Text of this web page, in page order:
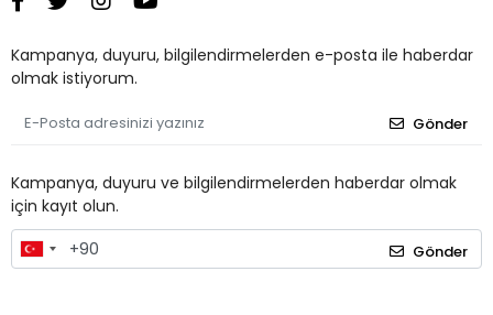
Kampanya, duyuru, bilgilendirmelerden e-posta ile haberdar
olmak istiyorum.
Gönder
Kampanya, duyuru ve bilgilendirmelerden haberdar olmak
için kayıt olun.
Gönder